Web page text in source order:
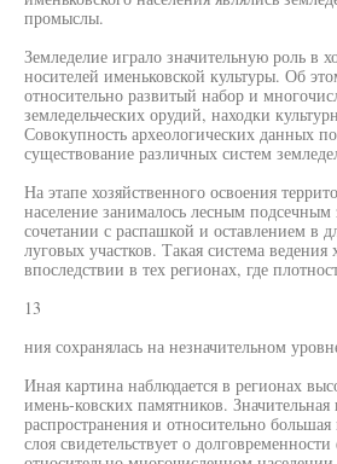
промыслы.
Земледелие играло значительную роль в
носителей именьковской культуры. Об
относительно развитый набор и
земледельческих орудий, находки
Совокупность археологических данных
существование различных систем
На этапе хозяйственного освоения
население занималось лесным подсечным
сочетании с распашкой и оставлением в
луговых участков. Такая система ведения
впоследствии в тех регионах, где
13
ния сохранялась на незначительном
Иная картина наблюдается в регионах
имень-ковских памятников.
распространения и относительно
слоя свидетельствует о